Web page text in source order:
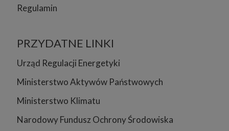
Regulamin
PRZYDATNE LINKI
Urząd Regulacji Energetyki
Ministerstwo Aktywów Państwowych
Ministerstwo Klimatu
Narodowy Fundusz Ochrony Środowiska